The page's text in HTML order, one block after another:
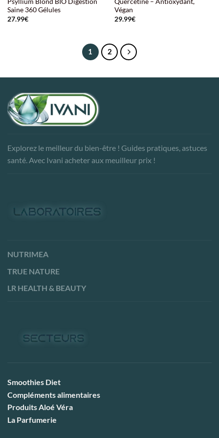
Psyllium Blond BIO Digestion
Saine 360 Gélules
27.99€
Quercétine – Antioxydant,
Végan
29.99€
1 2
Explorez le meilleur du bien-être ! Guides pratiques, astuces
santé. Avec Ivani acheter aux meuilleur prix !
NUTRIMEA
TRUE NATURE
LR HEALTH & BEAUTY
Smoothies Diet
Compléments alimentaires
Produits Aloé Véra
La Parfumerie